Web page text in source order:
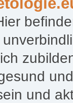
und